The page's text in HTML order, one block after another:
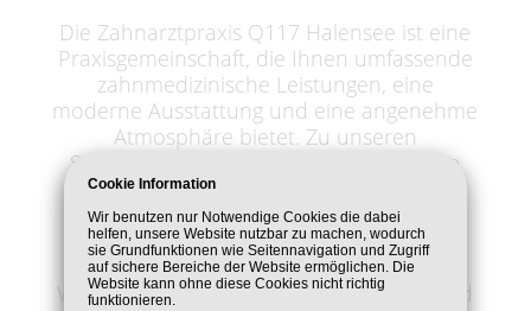
Cookie Information
Wir benutzen nur Notwendige Cookies die dabei
helfen, unsere Website nutzbar zu machen, wodurch
sie Grundfunktionen wie Seitennavigation und Zugriff
auf sichere Bereiche der Website ermöglichen. Die
Website kann ohne diese Cookies nicht richtig
funktionieren.
Die Zahnarztpraxis Q117 Halensee ist eine
Praxisgemeinschaft, die Ihnen umfassende
zahnmedizinische Leistungen, eine
moderne Ausstattung und eine angenehme
Atmosphäre bietet. Zu unseren
Spezialisierungen gehört die ästhetische
Zahnmedizin mit Veneers, Keramikinlays
und professioneller Zahnaufhellung.
Weitere Kernpunkte sind die Behandlung
von Zahnfleischerkrankungen,
Wurzelkanalbehandlung, Implantation und